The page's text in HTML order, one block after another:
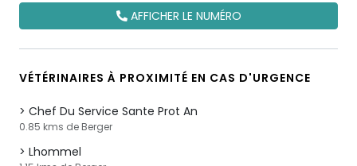
AFFICHER LE NUMÉRO
VÉTÉRINAIRES À PROXIMITÉ EN CAS D'URGENCE
Chef Du Service Sante Prot An
0.85 kms de Berger
Lhommel